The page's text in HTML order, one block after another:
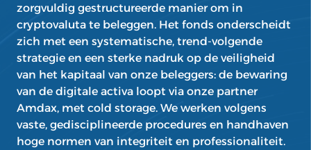
zorgvuldig gestructureerde manier om in
cryptovaluta te beleggen. Het fonds onderscheidt
zich met een systematische, trend-volgende
strategie en een sterke nadruk op de veiligheid
van het kapitaal van onze beleggers: de bewaring
van de digitale activa loopt via onze partner
Amdax, met cold storage. We werken volgens
vaste, gedisciplineerde procedures en handhaven
hoge normen van integriteit en professionaliteit.